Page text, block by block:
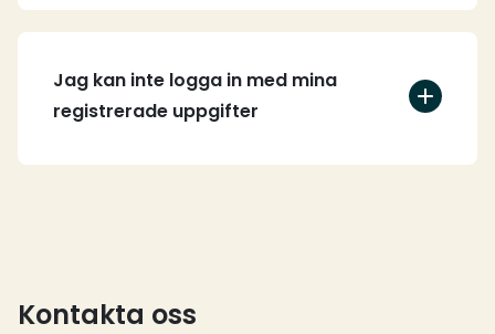
Jag kan inte logga in med mina
registrerade uppgifter
Kontakta oss